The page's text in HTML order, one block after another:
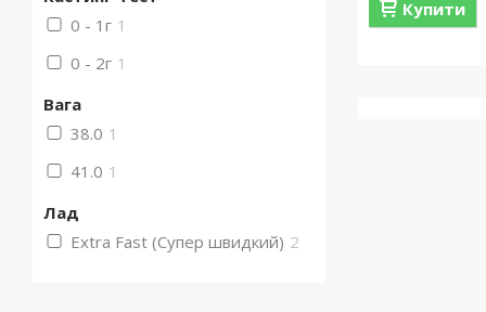
Купити
0 - 1г 1
0 - 2г 1
Вага
38.0 1
41.0 1
Лад
Extra Fast (Супер швидкий) 2